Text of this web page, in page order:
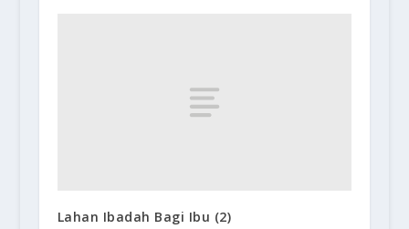
Lahan Ibadah Bagi Ibu (2)